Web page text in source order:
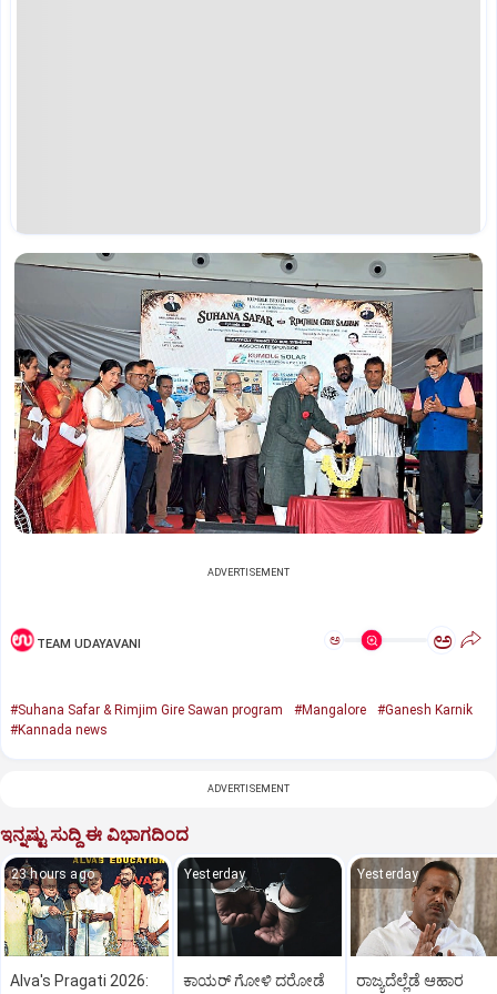
ADVERTISEMENT
TEAM UDAYAVANI ಅ ಅ
#Suhana Safar & Rimjim Gire Sawan program #Mangalore
#Ganesh Karnik
#Kannada news
ADVERTISEMENT
ಇನ್ನಷ್ಟು ಸುದ್ದಿ ಈ ವಿಭಾಗದಿಂದ
23 hours ago
Alva's Pragati 2026:
Yesterday
ಕಾಯರ್ ಗೋಳಿ ದರೋಡೆ
Yesterday
ರಾಜ್ಯದೆಲ್ಲೆಡೆ ಆಹಾರ